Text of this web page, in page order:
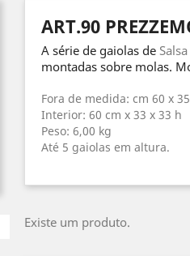
ART.90
A série de gaiolas de
montadas sobre molas.
Fora de medida: cm 60 x
Interior: 60 cm x 33 x 33 h
Peso: 6,00 kg
Até 5 gaiolas em altura.
Existe um produto.